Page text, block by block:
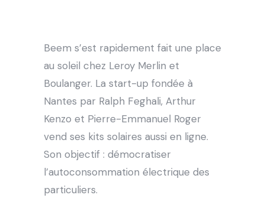
Beem s’est rapidement fait une place
au soleil chez Leroy Merlin et
Boulanger. La start-up fondée à
Nantes par Ralph Feghali, Arthur
Kenzo et Pierre-Emmanuel Roger
vend ses kits solaires aussi en ligne.
Son objectif : démocratiser
l’autoconsommation électrique des
particuliers.